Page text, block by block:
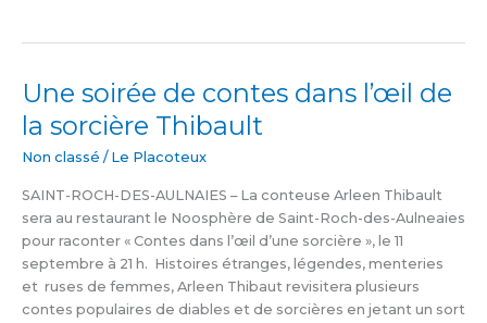
Une soirée de contes dans l’œil de
la sorcière Thibault
Non classé / Le Placoteux
SAINT-ROCH-DES-AULNAIES – La conteuse Arleen Thibault
sera au restaurant le Noosphère de Saint-Roch-des-Aulneaies
pour raconter « Contes dans l’œil d’une sorcière », le 11
septembre à 21 h. Histoires étranges, légendes, menteries
et ruses de femmes, Arleen Thibaut revisitera plusieurs
contes populaires de diables et de sorcières en jetant un sort
Une
de
contes
l’œil
de
la
sorcière
Thibault